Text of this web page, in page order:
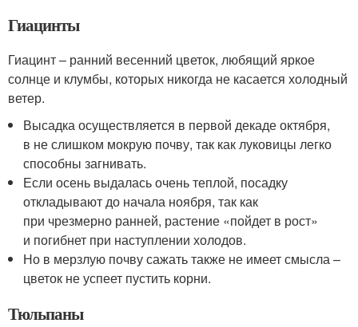
Гиацинты
Гиацинт – ранний весенний цветок, любящий яркое
солнце и клумбы, которых никогда не касается холодный
ветер.
Высадка осуществляется в первой декаде октября,
в не слишком мокрую почву, так как луковицы легко
способны загнивать.
Если осень выдалась очень теплой, посадку
откладывают до начала ноября, так как
при чрезмерно ранней, растение «пойдет в рост»
и погибнет при наступлении холодов.
Но в мерзлую почву сажать также не имеет смысла –
цветок не успеет пустить корни.
Тюльпаны